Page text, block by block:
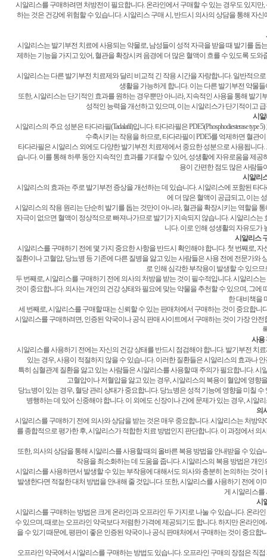
시알리스를 구매하려면 처방전이 필요합니다. 온라인에서 구매할 수 있는 경우도 있지
하는 것은 건강에 위험할 수 있습니다. 시알리스 구매 시, 반드시 의사의 상담을 통해 자
시알리스는 발기부전 치료에 사용되는 약물로, 남성들이 성적 자극을 받을 때 발기를 돕
제하는 기능을 가지고 있어, 혈관을 확장시켜 음경에 더 많은 혈액이 흐를 수 있도록 도
시알리스는 다른 발기부전 치료제와 달리 비교적 긴 작용 시간을 자랑합니다. 일반적으
생활을 가능하게 합니다. 이는 다른 발기부전 약물
또한, 시알리스는 단기적인 효과를 원하는 경우뿐만 아니라, 지속적인 사용을 통해 발
성적인 능력을 개선하고 있으며, 이는 시알리스가 단기적이고
시알
시알리스의 주요 성분은 타다라필(Tadalafil)입니다. 타다라필은 PDE5(Phosphodiesterase
수축시키는 작용을 하므로, 타다라필이 PDE5를 억제하면 혈관
타다라필은 시알리스 외에도 다양한 발기부전 치료제에서 중요한 성분으로 사용됩니
습니다. 이를 통해 하루 동안 지속적인 효과를 기대할 수 있어, 성생활에 자유로움을 제
용이 간편한 점도 많은 사람들
시알리
시알리스의 효과는 주로 발기부전 증상을 개선하는 데 있습니다. 시알리스에 포함된 타
에 더 많은 혈액이 공급되고, 이는
시알리스의 작용 원리는 단순히 발기를 돕는 것만이 아니라, 혈관을 확장시키는 역할을
자극이 없으면 혈액이 정상적으로 빠져나가므로 발기가 지속되지 않습니다. 시알리스
니다. 이로 인해 성생활의 자유도가
시알리스
시알리스를 구매하기 전에 몇 가지 중요한 사항을 반드시 확인해야 합니다. 첫 번째로,
질환이나 고혈압, 당뇨병 등 기존에 다른 질병을 앓고 있는 사람들은 사용 전에 전문가와
로 인해 심각한 부작용이 발생할 수 있으
두 번째로, 시알리스를 구매하기 전에 의사의 처방을 받는 것이 필수적입니다. 시알리스
것이 중요합니다. 의사는 개인의 건강 상태와 필요에 맞는 약물을 추천할 수 있으며, 그
한 대비책을
세 번째로, 시알리스를 구매할 때는 신뢰할 수 있는 판매처에서 구매하는 것이 중요합
시알리스를 구매하려면, 인증된 약국이나 공식 판매 사이트에서 구매하는 것이 가장 안
사용
시알리스를 사용하기 전에는 자신의 건강 상태를 반드시 점검해야 합니다. 발기부전 치
있는 경우, 사용이 적절하지 않을 수 있습니다. 이러한 질환들은 시알리스의 효과나
특히 심혈관계 질환을 앓고 있는 사람들은 시알리스를 사용할 때 주의가 필요합니다.
고혈압이나 저혈압을 앓고 있는 경우, 시알리스의 복용이 혈압에 영향
당뇨병이 있는 경우, 혈당 관리 상태가 중요합니다. 당뇨병은 성적 기능에 영향을 미칠
병행하는 데 있어 신중해야 합니다. 이 외에도 신장이나 간에 문제가 있는 경우, 시알
의
시알리스를 구매하기 전에 의사와 상담을 받는 것은 매우 중요합니다. 시알리스는 처방
를 종합적으로 평가한 후, 시알리스가 적합한 치료 방법인지 판단합니다. 이 과정에서
또한, 의사의 상담을 통해 시알리스를 사용할 때의 올바른 복용 방법을 안내받을 수 있
작용을 최소화하는 데 도움을 줍니다. 시알리스의 복용 방법은 개
시알리스를 사용하면서 발생할 수 있는 부작용에 대해서도 의사와 충분히 논의하는 것
발생한다면 적절한 대처 방법을 안내해 줄 것입니다. 또한, 시알리스를 사용하기 전에
게 시알리스를
시
시알리스를 구매하는 방법은 크게 온라인과 오프라인 두 가지로 나눌 수 있습니다. 온라
수 있으며, 때로는 오프라인 약국보다 저렴한 가격에 제공되기도 합니다. 하지만 온라인
을 수 있기 때문에, 평판이 좋은 인증된 약국이나 공식 판매처에서 구매하는 것이 중요
오프라인 약국에서 시알리스를 구매하는 방법도 있습니다. 오프라인 구매의 장점은 직